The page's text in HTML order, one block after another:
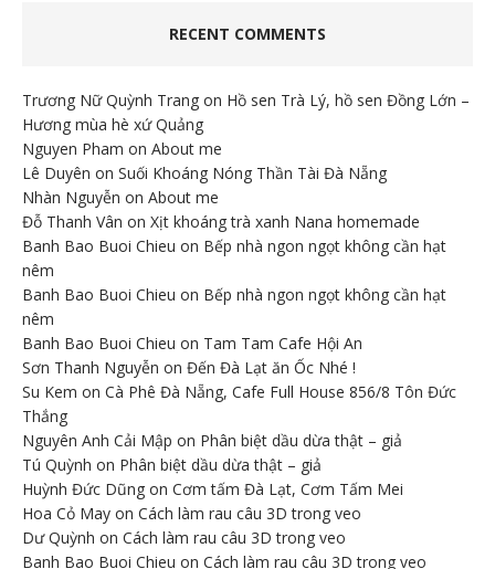
RECENT COMMENTS
Trương Nữ Quỳnh Trang on Hồ sen Trà Lý, hồ sen Đồng Lớn –
Hương mùa hè xứ Quảng
Nguyen Pham on About me
Lê Duyên on Suối Khoáng Nóng Thần Tài Đà Nẵng
Nhàn Nguyễn on About me
Đỗ Thanh Vân on Xịt khoáng trà xanh Nana homemade
Banh Bao Buoi Chieu on Bếp nhà ngon ngọt không cần hạt
nêm
Banh Bao Buoi Chieu on Bếp nhà ngon ngọt không cần hạt
nêm
Banh Bao Buoi Chieu on Tam Tam Cafe Hội An
Sơn Thanh Nguyễn on Đến Đà Lạt ăn Ốc Nhé !
Su Kem on Cà Phê Đà Nẵng, Cafe Full House 856/8 Tôn Đức
Thắng
Nguyên Anh Cải Mập on Phân biệt dầu dừa thật – giả
Tú Quỳnh on Phân biệt dầu dừa thật – giả
Huỳnh Đức Dũng on Cơm tấm Đà Lạt, Cơm Tấm Mei
Hoa Cỏ May on Cách làm rau câu 3D trong veo
Dư Quỳnh on Cách làm rau câu 3D trong veo
Banh Bao Buoi Chieu on Cách làm rau câu 3D trong veo